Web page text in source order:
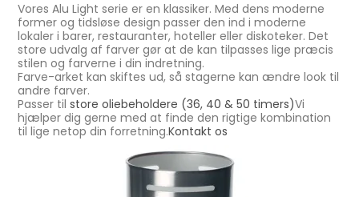
Vores Alu Light serie er en klassiker. Med dens moderne
former og tidsløse design passer den ind i moderne
lokaler i barer, restauranter, hoteller eller diskoteker. Det
store udvalg af farver gør at de kan tilpasses lige præcis
stilen og farverne i din indretning.
Farve-arket kan skiftes ud, så stagerne kan ændre look til
andre farver.
Passer tilstore oliebeholdere (36, 40 & 50 timers)Vi
hjælper dig gerne med at finde den rigtige kombination
til lige netop din forretning.Kontakt os